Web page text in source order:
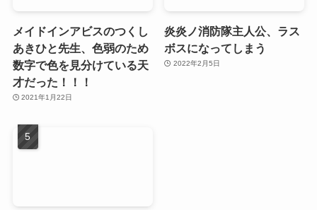
メイドインアビスのつくし
あきひと先生、色弱のため
数字で色を見分けている天
才だった！！！
2021年1月22日
炎炎ノ消防隊主人公、ラス
ボスになってしまう
2022年2月5日